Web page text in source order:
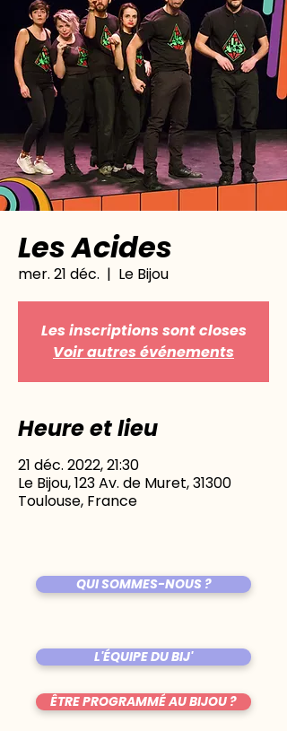
Les Acides
mer. 21 déc.
  |
Le Bijou
Les inscriptions sont closes
Voir autres événements
Heure et lieu
21 déc. 2022, 21:30
Le Bijou, 123 Av. de Muret, 31300
Toulouse, France
QUI SOMMES-NOUS ?
L'ÉQUIPE DU BIJ'
ÊTRE PROGRAMMÉ AU BIJOU ?